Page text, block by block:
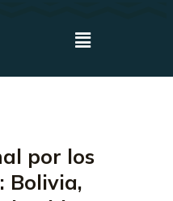
por los
Bolivia,